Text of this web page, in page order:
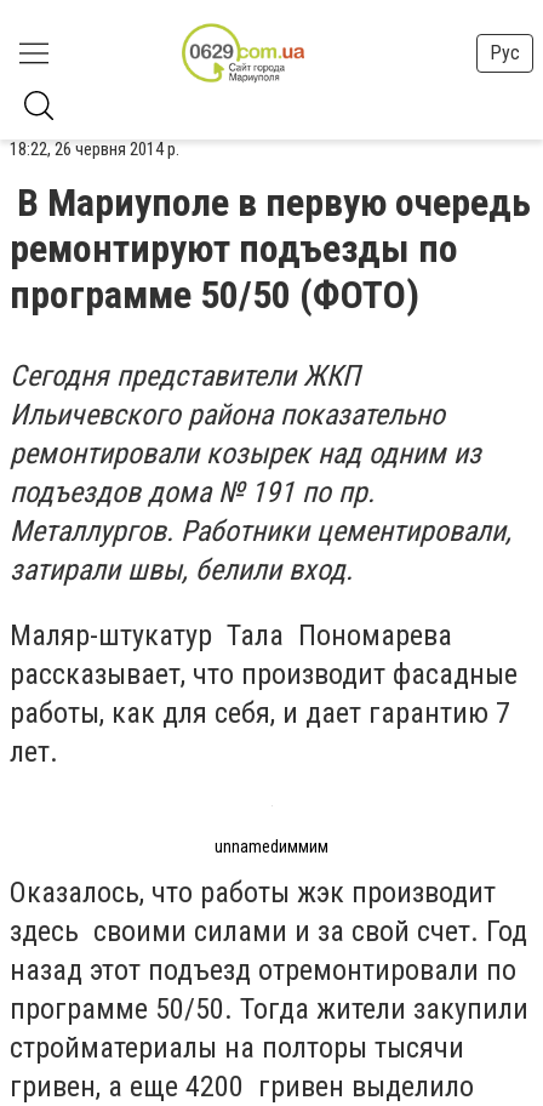
Рус
18:22, 26 червня 2014 р.
В Мариуполе в первую очередь
ремонтируют подъезды по
программе 50/50 (ФОТО)
Сегодня представители ЖКП
Ильичевского района показательно
ремонтировали козырек над одним из
подъездов дома № 191 по пр.
Металлургов. Работники цементировали,
затирали швы, белили вход.
Маляр-штукатур Тала Пономарева
рассказывает, что производит фасадные
работы, как для себя, и дает гарантию 7
лет.
unnamedиммим
Оказалось, что работы жэк производит
здесь своими силами и за свой счет. Год
назад этот подъезд отремонтировали по
программе 50/50. Тогда жители закупили
стройматериалы на полторы тысячи
гривен, а еще 4200 гривен выделило